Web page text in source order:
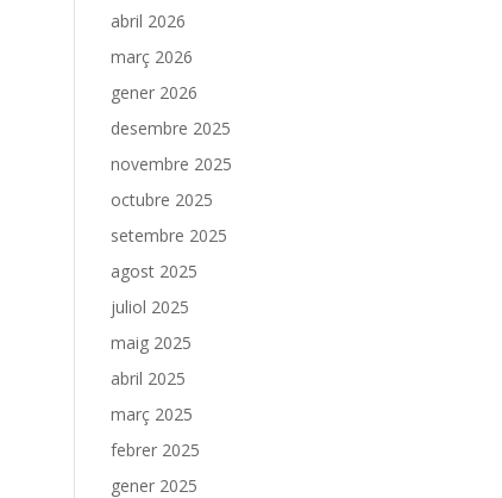
abril 2026
març 2026
gener 2026
desembre 2025
novembre 2025
octubre 2025
setembre 2025
agost 2025
juliol 2025
maig 2025
abril 2025
març 2025
febrer 2025
gener 2025